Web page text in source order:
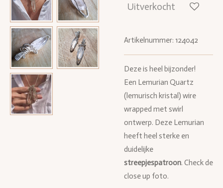
Uitverkocht
Artikelnummer: 124042
Deze is heel bijzonder!
Een Lemurian Quartz
(lemurisch kristal) wire
wrapped met swirl
ontwerp. Deze Lemurian
heeft heel sterke en
duidelijke
streepjespatroon. Check de
close up foto.